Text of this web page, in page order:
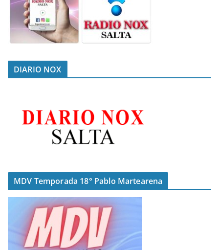
DIARIO NOX
MDV Temporada 18° Pablo Martearena